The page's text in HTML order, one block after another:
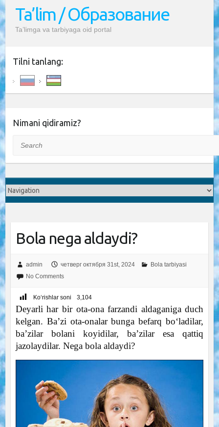
Ta’lim / Образование
Ta’limga va tarbiyaga oid portal
Tilni tanlang:
Nimani qidiramiz?
Bola nega aldaydi?
admin четверг октября 31st, 2024
Bola tarbiyasi
No Comments
Ko‘rishlar soni 3,104
Deyarli har bir ota-ona farzandi aldaganiga duch
kelgan. Ba’zi ota-onalar bunga befarq bo‘ladilar,
ba’zilar bolani koyidilar, ba’zilar esa qattiq
jazolaydilar. Nega bola aldaydi?